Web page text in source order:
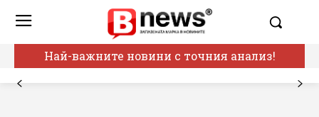
Най-важните новини с точния анализ!